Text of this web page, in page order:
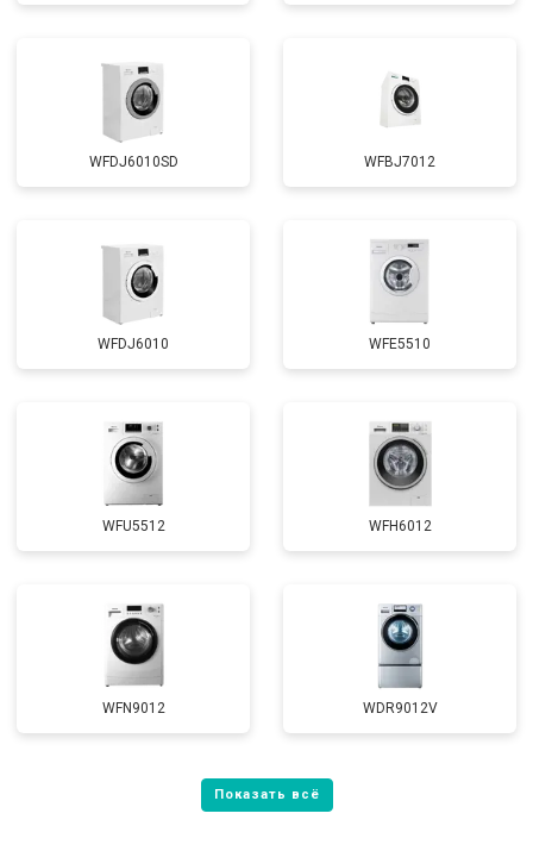
WFDJ6010SD WFBJ7012
WFDJ6010 WFE5510
WFU5512 WFH6012
WFN9012 WDR9012V